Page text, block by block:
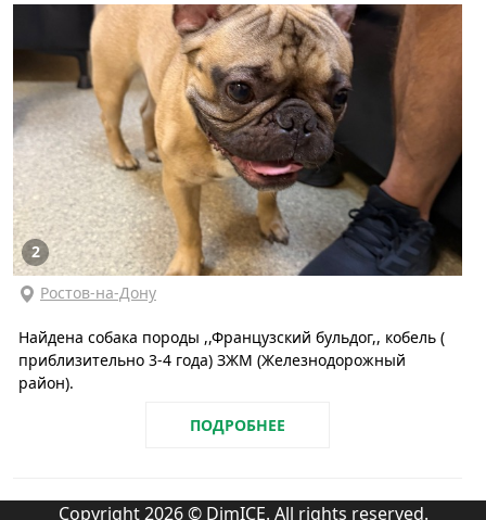
2
Ростов-на-Дону
Найдена собака породы ,,Французский бульдог,, кобель (
приблизительно 3-4 года) ЗЖМ (Железнодорожный
район).
ПОДРОБНЕЕ
Copyright 2026 © DimICE. All rights reserved.